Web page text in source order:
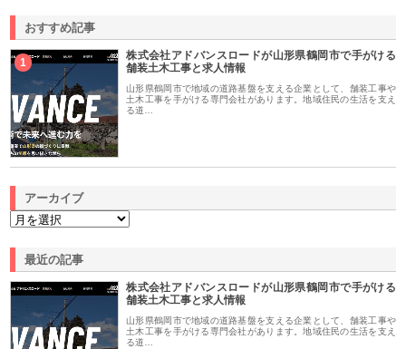
おすすめ記事
1
株式会社アドバンスロードが山形県鶴岡市で手がける
舗装土木工事と求人情報
山形県鶴岡市で地域の道路基盤を支える企業として、舗装工事や
土木工事を手がける専門会社があります。地域住民の生活を支え
る道…
アーカイブ
最近の記事
株式会社アドバンスロードが山形県鶴岡市で手がける
舗装土木工事と求人情報
山形県鶴岡市で地域の道路基盤を支える企業として、舗装工事や
土木工事を手がける専門会社があります。地域住民の生活を支え
る道…